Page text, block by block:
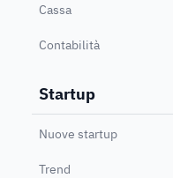
Cassa
Contabilità
Startup
Nuove startup
Trend